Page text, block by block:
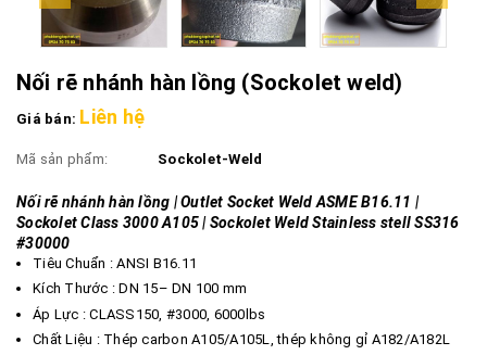
Nối rẽ nhánh hàn lồng (Sockolet weld)
Giá bán: Liên hệ
Mã sản phẩm: Sockolet-Weld
Nối rẽ nhánh hàn lồng | Outlet Socket Weld ASME B16.11 |
Sockolet Class 3000 A105 | Sockolet Weld Stainless stell SS316
#30000
Tiêu Chuẩn : ANSI B16.11
Kích Thước : DN 15– DN 100 mm
Áp Lực : CLASS150, #3000, 6000lbs
Chất Liệu : Thép carbon A105/A105L, thép không gỉ A182/A182L